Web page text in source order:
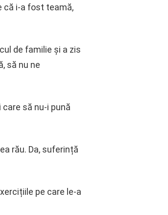
că i-a fost teamă,
de familie și a zis
să nu ne
să nu-i pună
rău. Da, suferință
pe care le-a